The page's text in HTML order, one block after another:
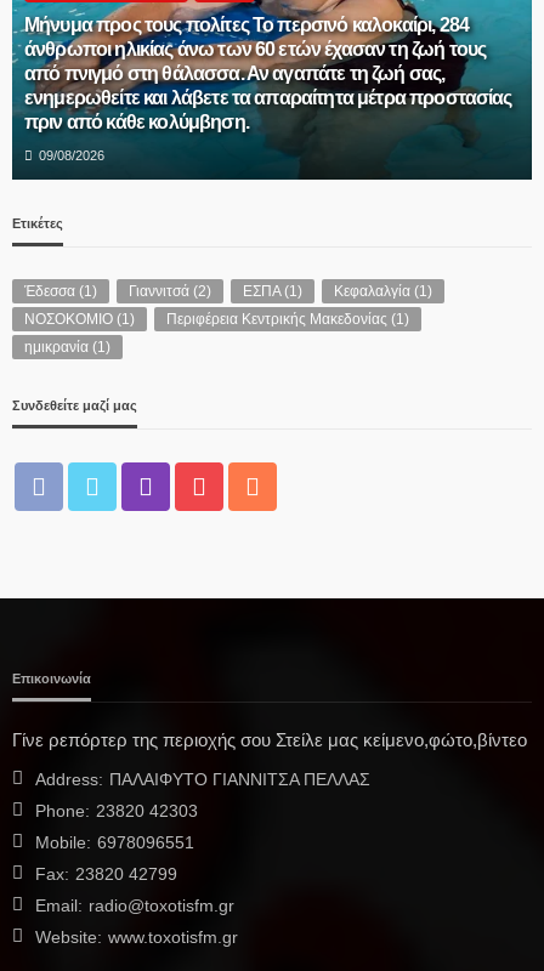
ΚΕΝΤΡΙΚΉ ΜΑΚΕΔΟΝΊΑ
Γιώργος Καρασμάνης : Από το βήμα της Βουλής: Τιμή
στον Άγιο Καλλίνικο Εδέσσης και στο ζωντανό έργο της
Μητροπόλεώς μας
09/08/2026
Ετικέτες
Έδεσσα (1) Γιαννιτσά (2) ΕΣΠΑ(1) Κεφαλαλγία (1)
ΝΟΣΟΚΟΜΙΟ (1) Περιφέρεια Κεντρικής Μακεδονίας (1)
ημικρανία (1)
Συνδεθείτε μαζί μας
Επικοινωνία
Γίνε ρεπόρτερ της περιοχής σου Στείλε μας κείμενο,φώτο,βίντεο
Address: ΠΑΛΑΙΦΥΤΟ ΓΙΑΝΝΙΤΣΑ ΠΕΛΛΑΣ
Phone: 23820 42303
Mobile: 6978096551
Fax: 23820 42799
Email: radio@toxotisfm.gr
Website: www.toxotisfm.gr